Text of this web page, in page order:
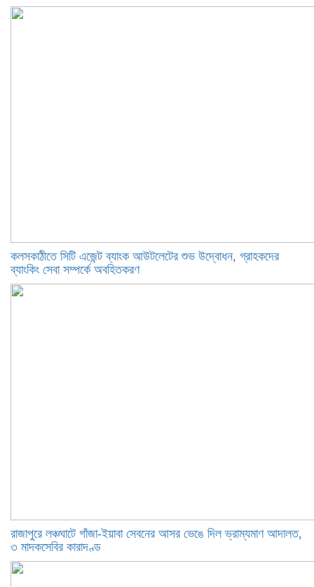
কলসকাঠীতে সিটি এজেন্ট ব্যাংক আউটলেটের শুভ উদ্বোধন, গ্রাহকদের
ব্যাংকিং সেবা সম্পর্কে অবহিতকরণ
রাজাপুরে লঞ্চঘাটে গাঁজা-ইয়াবা সেবনের আসর ভেঙে দিল ভ্রাম্যমাণ আদালত,
৩ মাদকসেবির কারাদণ্ড